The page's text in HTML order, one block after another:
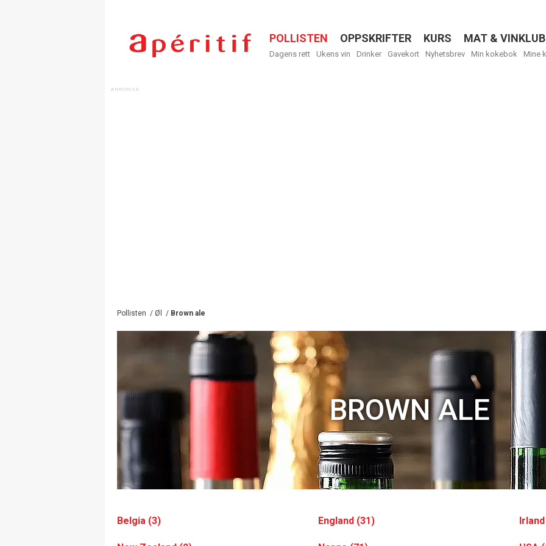
Menu
POLLISTEN OPPSKRIFTER KURS MAT &
Dagens rett Ukens vin Drinker Gavekort Nyhetsbrev Min kokebok Mine
Pollisten / Øl / Brown ale
BROWN ALE
Belgia (3) England (31)